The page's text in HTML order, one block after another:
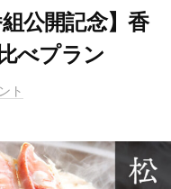
公開記念】香
べプラン
ト